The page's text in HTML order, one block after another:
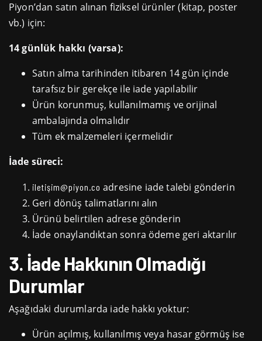
Piyon’dan satın alınan fiziksel ürünler (kitap, poster
vb.) için:
14 günlük hakkı (varsa):
Satın alma tarihinden itibaren 14 gün içinde
tarafsız bir gerekçe ile iade yapılabilir
Ürün korunmuş, kullanılmamış ve orijinal
ambalajında olmalıdır
Tüm ek malzemeleri içermelidir
İade süreci:
iletişim@piyon.co adresine iade talebi gönderin
Geri dönüş talimatlarını alın
Ürünü belirtilen adrese gönderin
İade onaylandıktan sonra ödeme geri aktarılır
3. İade Hakkının Olmadığı
Durumlar
Aşağıdaki durumlarda iade hakkı yoktur:
Ürün açılmış, kullanılmış veya hasar görmüş ise